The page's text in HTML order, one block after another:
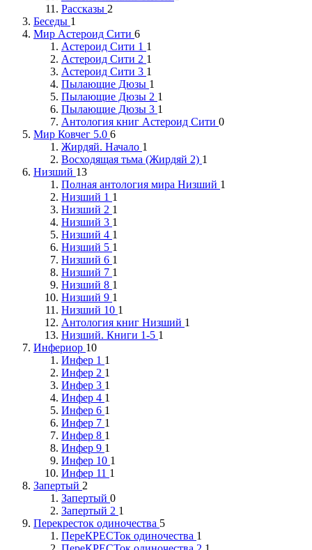
Рассказы 2
Беседы 1
Мир Астероид Сити 6
Астероид Сити 1 1
Астероид Сити 2 1
Астероид Сити 3 1
Пылающие Дюзы 1
Пылающие Дюзы 2 1
Пылающие Дюзы 3 1
Антология книг Астероид Сити 0
Мир Ковчег 5.0 6
Жирдяй. Начало 1
Восходящая тьма (Жирдяй 2) 1
Низший 13
Полная антология мира Низший 1
Низший 1 1
Низший 2 1
Низший 3 1
Низший 4 1
Низший 5 1
Низший 6 1
Низший 7 1
Низший 8 1
Низший 9 1
Низший 10 1
Антология книг Низший 1
Низший. Книги 1-5 1
Инфериор 10
Инфер 1 1
Инфер 2 1
Инфер 3 1
Инфер 4 1
Инфер 6 1
Инфер 7 1
Инфер 8 1
Инфер 9 1
Инфер 10 1
Инфер 11 1
Запертый 2
Запертый 0
Запертый 2 1
Перекресток одиночества 5
ПереКРЕСТок одиночества 1